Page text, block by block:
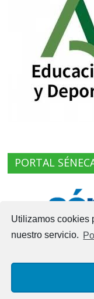
Utilizamos cookies
nuestro servicio.
PORTAL